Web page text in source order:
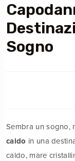
Sogno
Sembra un sogno,
caldo in una
caldo, mare